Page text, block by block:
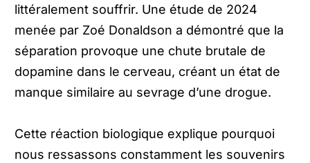
littéralement souffrir. Une étude de 2024
menée par Zoé Donaldson a démontré que la
séparation provoque une chute brutale de
dopamine dans le cerveau, créant un état de
manque similaire au sevrage d’une drogue.
Cette réaction biologique explique pourquoi
nous ressassons constamment les souvenirs